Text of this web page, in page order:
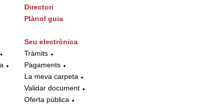
Directori
Plànol guia
Seu electrònica
Tràmits
Pagaments
La meva carpeta
Validar document
Oferta pública